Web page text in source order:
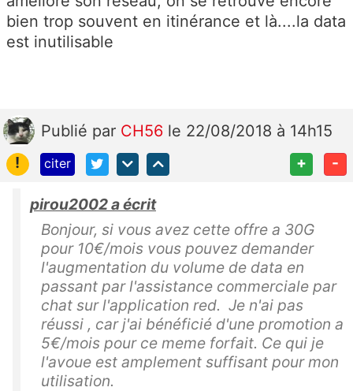
bien trop souvent en itinérance et là....la data
est inutilisable
Publié par CH56 le 22/08/2018 à 14h15
!
citer + -
pirou2002 a écrit
Bonjour, si vous avez cette offre a 30G
pour 10€/mois vous pouvez demander
l'augmentation du volume de data en
passant par l'assistance commerciale par
chat sur l'application red. Je n'ai pas
réussi , car j'ai bénéficié d'une promotion a
5€/mois pour ce meme forfait. Ce qui je
l'avoue est amplement suffisant pour mon
utilisation.